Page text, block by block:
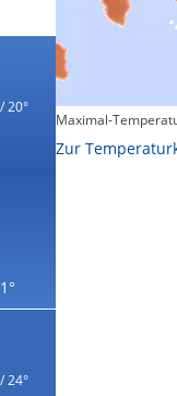
/ 20°
/ 24°
Maximal-
Zur